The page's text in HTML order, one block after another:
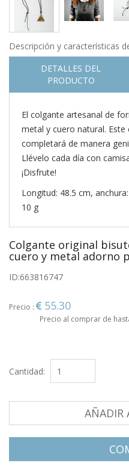
Descripción y características
DETALLES DEL
PRODUCTO
El colgante artesanal de
metal y cuero natural.
completará de manera
Llévelo cada día con
¡Disfrute!
Longitud: 48.5 cm,
10 g
Colgante original
cuero y metal adorno
ID:663816747
Precio : 55.30
Precio al comprar de
Cantidad:
AÑADIR